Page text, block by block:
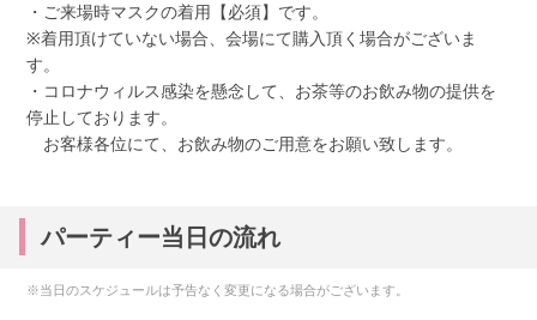
・ご来場時マスクの着用【必須】です。
※着用頂けていない場合、会場にて購入頂く場合がございま
す。
・コロナウィルス感染を懸念して、お茶等のお飲み物の提供を
停止しております。
お客様各位にて、お飲み物のご用意をお願い致します。
パーティー当日の流れ
※当日のスケジュールは予告なく変更になる場合がございます。